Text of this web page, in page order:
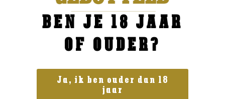
BEN JE 18 JAAR
OF OUDER?
Ja, ik ben ouder dan 18
jaar